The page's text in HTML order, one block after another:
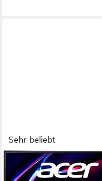
Sehr beliebt
ACER
Nitro ED240Q S Curved-